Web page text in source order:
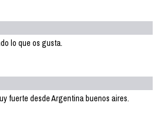
lo que os gusta.
fuerte desde Argentina buenos aires.